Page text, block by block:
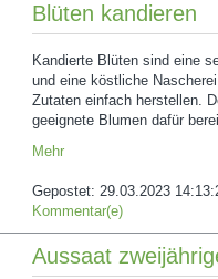
Blüten kandieren
Kandierte Blüten sind eine
und eine köstliche
Zutaten einfach herstellen.
geeignete Blumen dafür
Mehr
Gepostet: 29.03.2023
Kommentar(e)
Aussaat